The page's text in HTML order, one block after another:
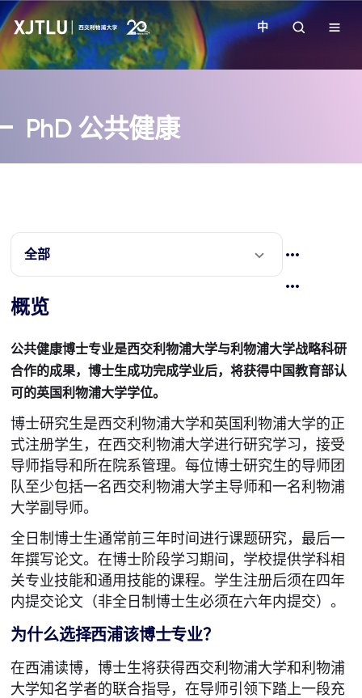
招生
学院
校园生活
中
PhD 公共健康
全部
概览
公共健康博士专业是西交利物浦大学与利物浦大学战略科研
合作的成果，博士生成功完成学业后，将获得中国教育部认
可的英国利物浦大学学位。
博士研究生是西交利物浦大学和英国利物浦大学的正
式注册学生，在西交利物浦大学进行研究学习，接受
导师指导和所在院系管理。每位博士研究生的导师团
队至少包括一名西交利物浦大学主导师和一名利物浦
大学副导师。
全日制博士生通常前三年时间进行课题研究，最后一
年撰写论文。在博士阶段学习期间，学校提供学科相
关专业技能和通用技能的课程。学生注册后须在四年
内提交论文（非全日制博士生必须在六年内提交）。
为什么选择西浦该博士专业？
在西浦读博，博士生将获得西交利物浦大学和利物浦
大学知名学者的联合指导，在导师引领下踏上一段充